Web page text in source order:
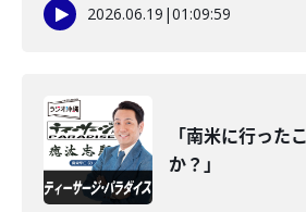
2026.06.19 |01:09:59
「南米に行った
か？」